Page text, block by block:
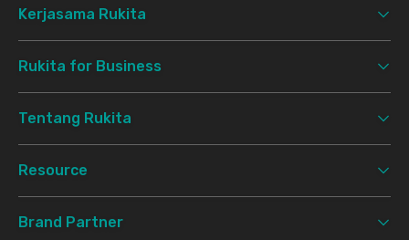
Kerjasama Rukita
Rukita for Business
Tentang Rukita
Resource
Brand Partner